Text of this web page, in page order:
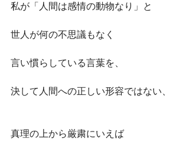
私が「人間は感情の動物なり」と
世人が何の不思議もなく
言い慣らしている言葉を、
決して人間への正しい形容ではない、
真理の上から厳粛にいえば